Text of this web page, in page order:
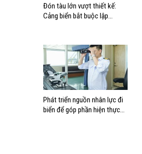
Đón tàu lớn vượt thiết kế:
Cảng biển bắt buộc lập
Phát triển nguồn nhân lực đi
biển để góp phần hiện thực